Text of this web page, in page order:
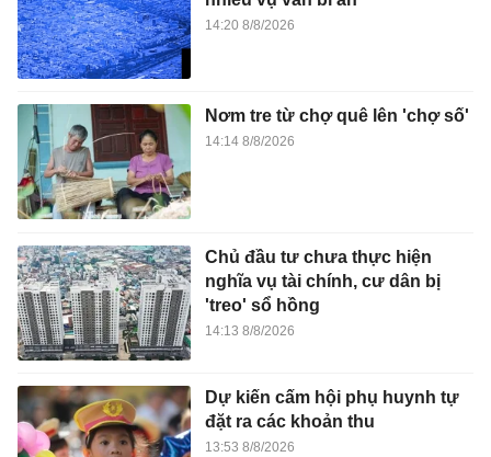
14:20 8/8/2026
Nơm tre từ chợ quê lên 'chợ số'
14:14 8/8/2026
Chủ đầu tư chưa thực hiện
nghĩa vụ tài chính, cư dân bị
'treo' sổ hồng
14:13 8/8/2026
Dự kiến cấm hội phụ huynh tự
đặt ra các khoản thu
13:53 8/8/2026